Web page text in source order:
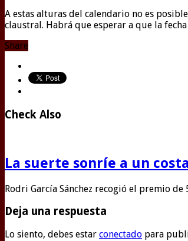
A estas alturas del calendario no es
claustral. Habrá que esperar a que la
Share
Check Also
La suerte sonríe a un
Rodri García Sánchez recogió el premio
Deja una respuesta
Lo siento, debes estar conectado para